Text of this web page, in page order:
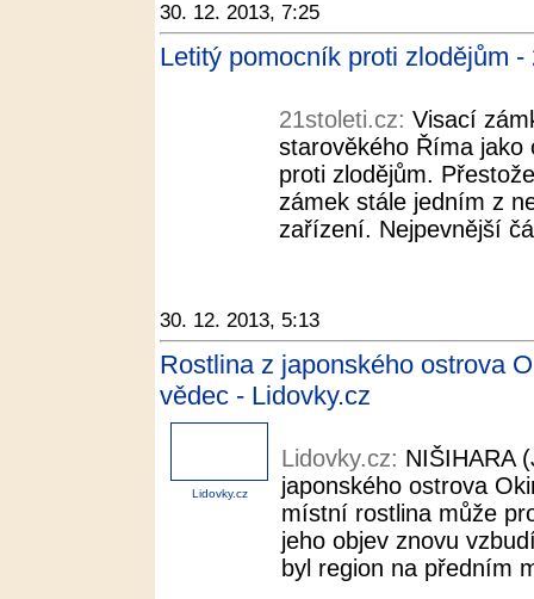
30. 12. 2013, 7:25
Letitý pomocník proti zlodějům -
21stoleti.cz: Visací
starověkého Říma jako
proti zlodějům.
zámek stále jedním z
zařízení. Nejpevnější
30. 12. 2013, 5:13
Rostlina z japonského ostrova
vědec - Lidovky.cz
Lidovky.cz
Lidovky.cz: NIŠIHARA
japonského ostrova
místní rostlina může
jeho objev znovu
byl region na předním